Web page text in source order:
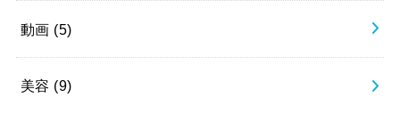
動画 (5)
美容 (9)